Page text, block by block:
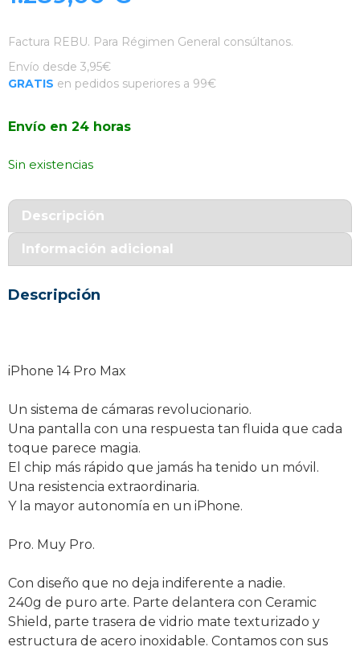
Factura REBU. Para Régimen General consúltanos.
Envío desde 3,95€
GRATIS en pedidos superiores a 99€
Envío en 24 horas
Sin existencias
Descripción
Información adicional
Descripción
iPhone 14 Pro Max
Un sistema de cámaras revolucionario.
Una pantalla con una respuesta tan fluida que cada
toque parece magia.
El chip más rápido que jamás ha tenido un móvil.
Una resistencia extraordinaria.
Y la mayor autonomía en un iPhone.
Pro. Muy Pro.
Con diseño que no deja indiferente a nadie.
240g de puro arte. Parte delantera con Ceramic
Shield, parte trasera de vidrio mate texturizado y
estructura de acero inoxidable. Contamos con sus